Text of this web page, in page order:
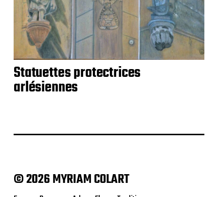
Statuettes protectrices
arlésiennes
© 2026 MYRIAM COLART